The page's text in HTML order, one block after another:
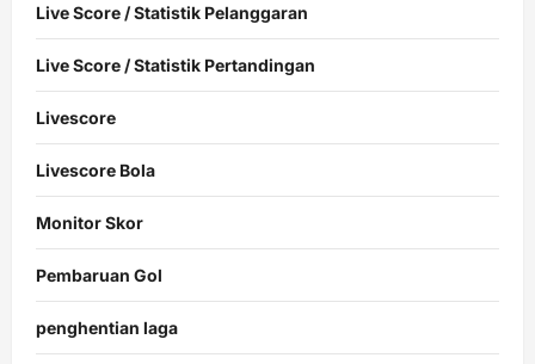
Live Score / Statistik Pelanggaran
Live Score / Statistik Pertandingan
Livescore
Livescore Bola
Monitor Skor
Pembaruan Gol
penghentian laga